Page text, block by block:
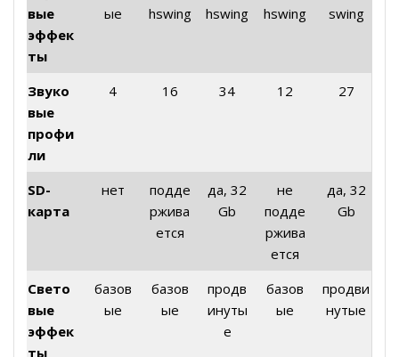
вые
эффек
ты
ые
hswing
hswing
hswing
swing
Звуко
вые
профи
ли
4 16 34 12 27
SD-
карта
нет
подде
ржива
ется
да, 32
Gb
не
подде
ржива
ется
да, 32
Gb
Свето
вые
эффек
ты
базов
ые
базов
ые
продв
инуты
е
базов
ые
продви
нутые